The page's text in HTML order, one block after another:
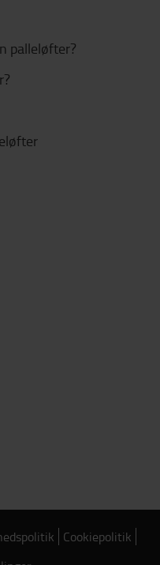
palleløfter?
Cookiepolitik